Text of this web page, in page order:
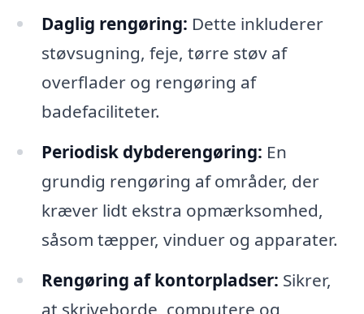
Daglig rengøring: Dette inkluderer
støvsugning, feje, tørre støv af
overflader og rengøring af
badefaciliteter.
Periodisk dybderengøring: En
grundig rengøring af områder, der
kræver lidt ekstra opmærksomhed,
såsom tæpper, vinduer og apparater.
Rengøring af kontorpladser: Sikrer,
at skriveborde, computere og